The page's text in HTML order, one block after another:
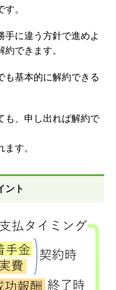
。
手に違う方針で進めよ
できます。
も基本的に解約できる
も、申し出れば解約で
す。
ント